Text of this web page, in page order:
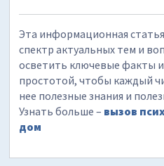
Эта информационная
спектр актуальных тем и
осветить ключевые факты
простотой, чтобы каждый
нее полезные знания и
Узнать больше – вызов
дом